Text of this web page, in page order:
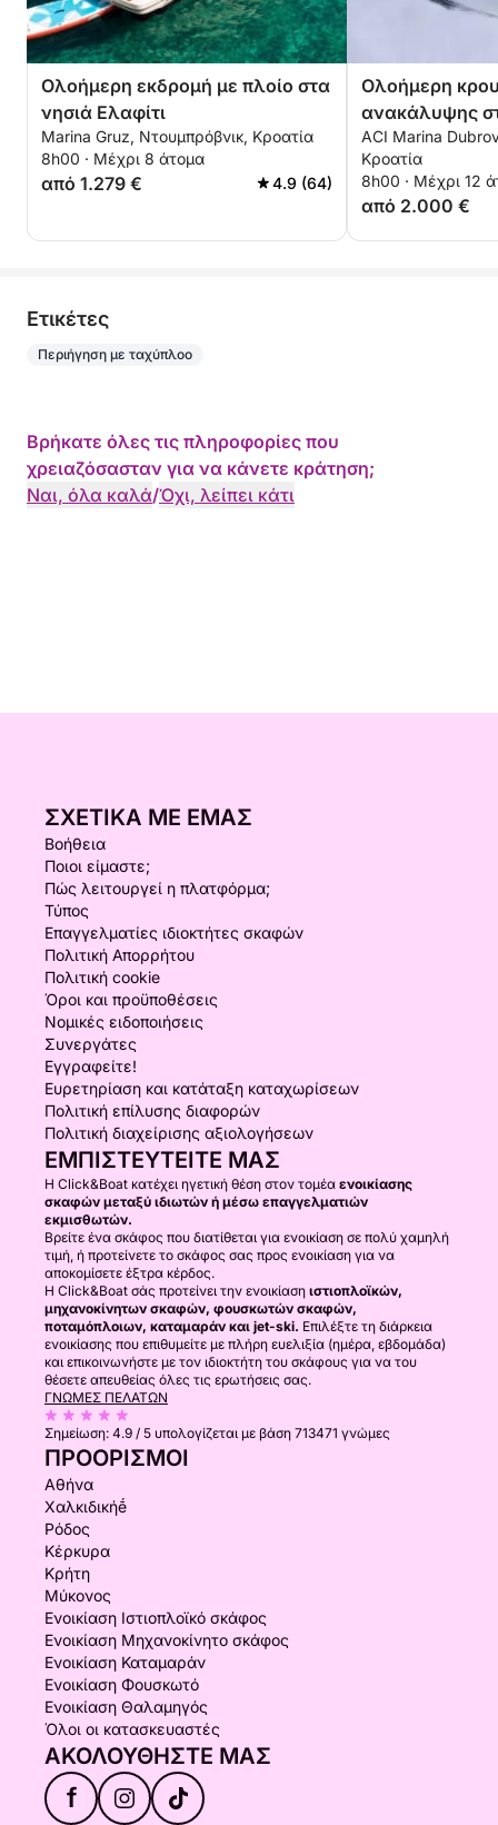
Ολοήμερη εκδρομή με πλοίο στα
νησιά Ελαφίτι
Marina Gruz, Ντουμπρόβνικ, Κροατία
8h00 · Μέχρι 8 άτομα
από 1.279 € 4.9 (64)
Ολοήμερη
ανακάλυψης
ACI Marina
Κροατία
8h00 · Μέχρι 12
από 2.000 €
Eτικέτες
Περιήγηση με ταχύπλοο
Βρήκατε όλες τις πληροφορίες που
χρειαζόσασταν για να κάνετε κράτηση;
Ναι, όλα καλά/Όχι, λείπει κάτι
ΣΧΕΤΙΚΆ ΜΕ ΕΜΆΣ
Βοήθεια
Ποιοι είμαστε;
Πώς λειτουργεί η πλατφόρμα;
Τύπος
Επαγγελματίες ιδιοκτήτες σκαφών
Πολιτική Απορρήτου
Πολιτική cookie
Όροι και προϋποθέσεις
Νομικές ειδοποιήσεις
Συνεργάτες
Εγγραφείτε!
Ευρετηρίαση και κατάταξη καταχωρίσεων
Πολιτική επίλυσης διαφορών
Πολιτική διαχείρισης αξιολογήσεων
ΕΜΠΙΣΤΕΥΤΕΊΤΕ ΜΑΣ
Η Click&Boat κατέχει ηγετική θέση στον τομέα ενοικίασης
σκαφών μεταξύ ιδιωτών ή μέσω επαγγελματιών
εκμισθωτών.
Βρείτε ένα σκάφος που διατίθεται για ενοικίαση σε πολύ χαμηλή
τιμή, ή προτείνετε το σκάφος σας προς ενοικίαση για να
αποκομίσετε έξτρα κέρδος.
Η Click&Boat σάς προτείνει την ενοικίαση ιστιοπλοϊκών,
μηχανοκίνητων σκαφών, φουσκωτών σκαφών,
ποταμόπλοιων, καταμαράν και jet-ski. Επιλέξτε τη διάρκεια
ενοικίασης που επιθυμείτε με πλήρη ευελιξία (ημέρα, εβδομάδα)
και επικοινωνήστε με τον ιδιοκτήτη του σκάφους για να του
θέσετε απευθείας όλες τις ερωτήσεις σας.
ΓΝΏΜΕΣ ΠΕΛΑΤΏΝ
Σημείωση: 4.9 / 5 υπολογίζεται με βάση 713471 γνώμες
ΠΡΟΟΡΙΣΜΟΊ
Αθήνα
Χαλκιδικήḗ
Ρόδος
Κέρκυρα
Κρήτη
Μύκονος
Ενοικίαση Ιστιοπλοϊκό σκάφος
Ενοικίαση Μηχανοκίνητο σκάφος
Ενοικίαση Καταμαράν
Ενοικίαση Φουσκωτό
Ενοικίαση Θαλαμηγός
Όλοι οι κατασκευαστές
ΑΚΟΛΟΥΘΉΣΤΕ ΜΑΣ
f